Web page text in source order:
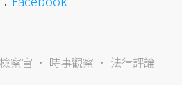
檢察官 時事觀察 法律評論